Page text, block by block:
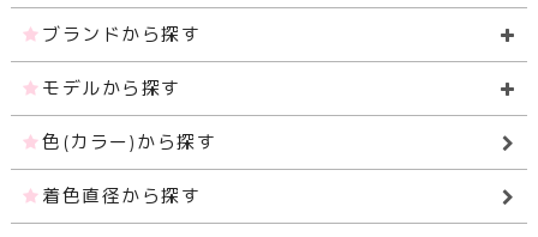
ブランドから探す
モデルから探す
色(カラー)から探す
着色直径から探す